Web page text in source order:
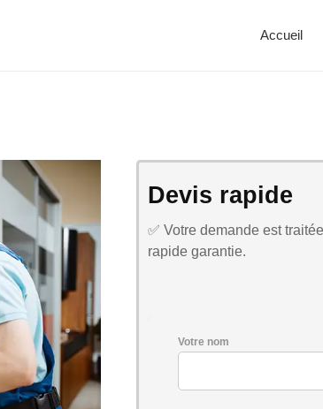
Accueil
Devis rapide
✅ Votre demande est
rapide garantie.
Votre nom